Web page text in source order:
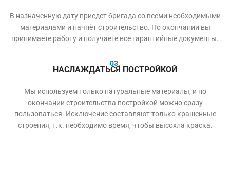
В назначенную дату приедет бригада со всеми необходимыми
материалами и начнёт строительство. По окончании вы
принимаете работу и получаете все гарантийные документы.
03.
НАСЛАЖДАТЬСЯ ПОСТРОЙКОЙ
Мы используем только натуральные материалы, и по
окончании строительства постройкой можно сразу
пользоваться. Исключение составляют только крашенные
строения, т.к. необходимо время, чтобы высохла краска.